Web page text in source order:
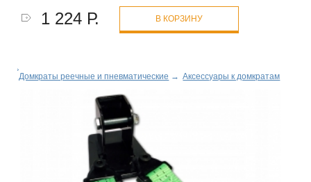
1 224 Р. В КОРЗИНУ
Домкраты реечные и пневматические → Аксессуары к домкратам